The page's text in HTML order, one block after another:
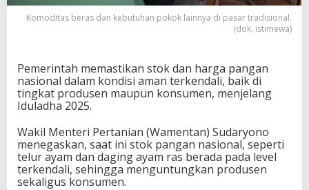
Komoditas beras dan kebutuhan pokok lainnya di pasar tradisional.
(dok. istimewa)
Pemerintah memastikan stok dan harga pangan
nasional dalam kondisi aman terkendali, baik di
tingkat produsen maupun konsumen, menjelang
Iduladha 2025.
Wakil Menteri Pertanian (Wamentan) Sudaryono
menegaskan, saat ini stok pangan nasional, seperti
telur ayam dan daging ayam ras berada pada level
terkendali, sehingga menguntungkan produsen
sekaligus konsumen.